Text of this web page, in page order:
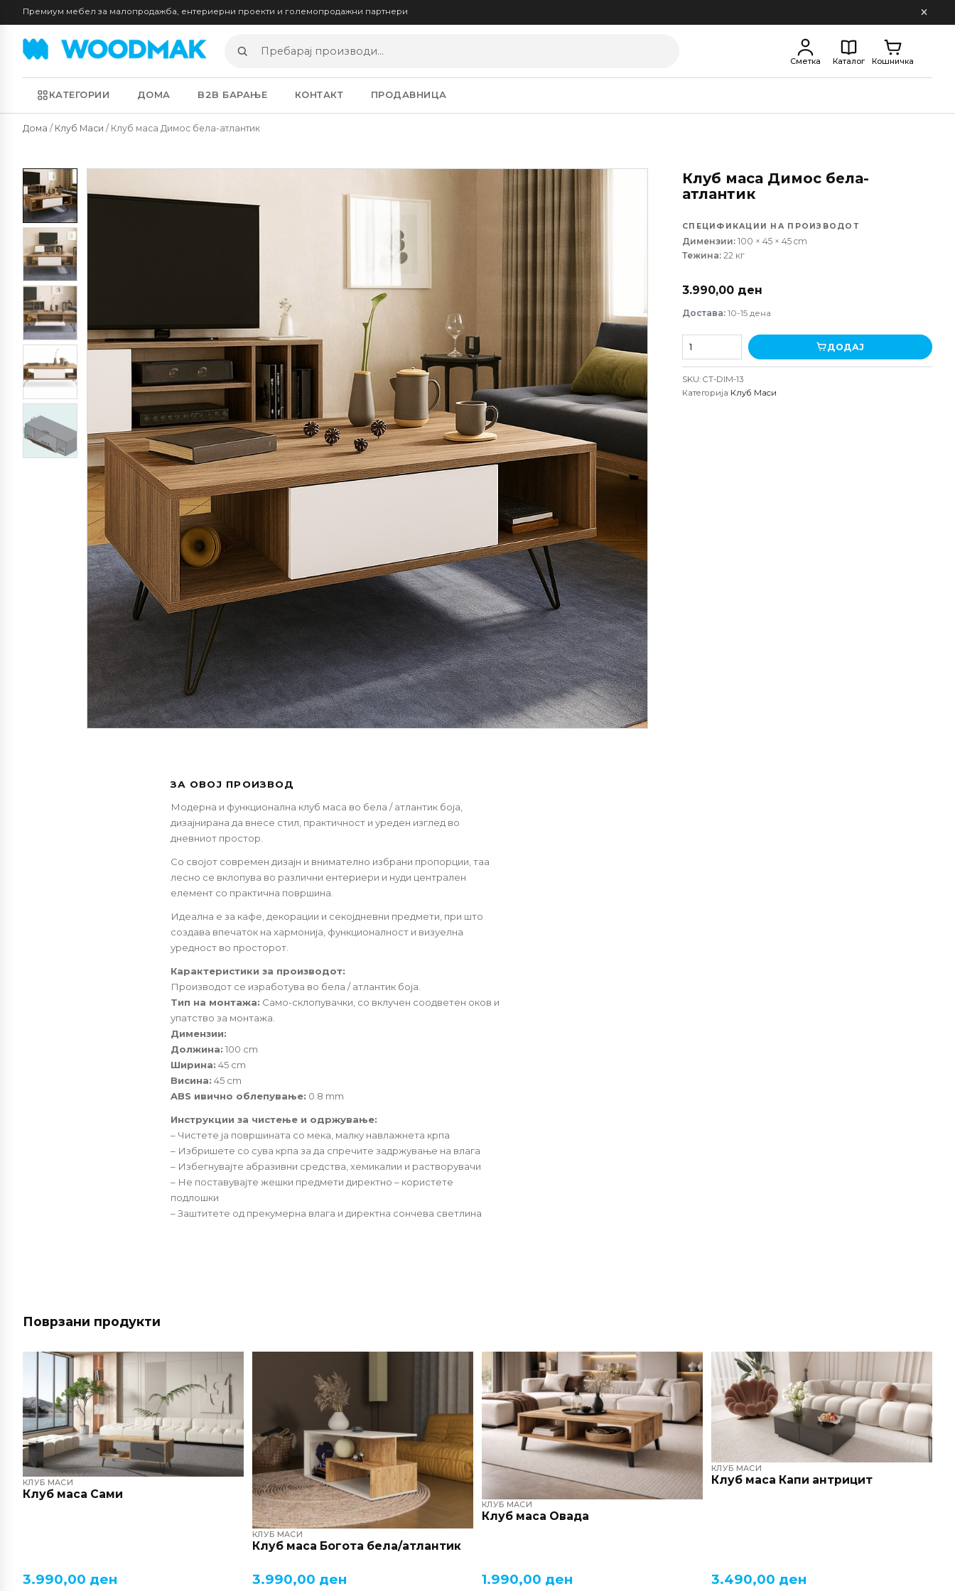
Премиум мебел за малопродажба, ентериерни проекти и големопродажни партнери
Пребарај
производи
Сметка Каталог Кошничка
КАТЕГОРИИ ДОМА B2B БАРАЊЕ КОНТАКТ ПРОДАВНИЦА
Дома / Клуб Маси / Клуб маса Димос бела-атлантик
Клуб маса Димос бела-
атлантик
СПЕЦИФИКАЦИИ НА ПРОИЗВОДОТ
Димензии: 100 × 45 × 45 cm
Тежина: 22 кг
3.990,00 ден
Достава: 10-15 дена
маса
Димос
бела-
атлантик
ДОДАЈ
SKU: CT-DIM-13
Категорија Клуб Маси
ЗА ОВОЈ ПРОИЗВОД
Модерна и функционална клуб маса во бела / атлантик боја,
дизајнирана да внесе стил, практичност и уреден изглед во
дневниот простор.
Со својот современ дизајн и внимателно избрани пропорции, таа
лесно се вклопува во различни ентериери и нуди централен
елемент со практична површина.
Идеална е за кафе, декорации и секојдневни предмети, при што
создава впечаток на хармонија, функционалност и визуелна
уредност во просторот.
Карактеристики за производот:
Производот се изработува во бела / атлантик боја.
Тип на монтажа: Само-склопувачки, со вклучен соодветен оков и
упатство за монтажа.
Димензии:
Должина: 100 cm
Ширина: 45 cm
Висина: 45 cm
ABS ивично облепување: 0.8 mm
Инструкции за чистење и одржување:
– Чистете ја површината со мека, малку навлажнета крпа
– Избришете со сува крпа за да спречите задржување на влага
– Избегнувајте абразивни средства, хемикалии и растворувачи
– Не поставувајте жешки предмети директно – користете
подлошки
– Заштитете од прекумерна влага и директна сончева светлина
Поврзани продукти
КЛУБ МАСИ
Клуб маса Сами
3.990,00 ден
КЛУБ МАСИ
Клуб маса Богота бела/атлантик
3.990,00 ден
КЛУБ МАСИ
Клуб маса Овада
1.990,00 ден
КЛУБ МАСИ
Клуб маса Капи антрицит
3.490,00 ден